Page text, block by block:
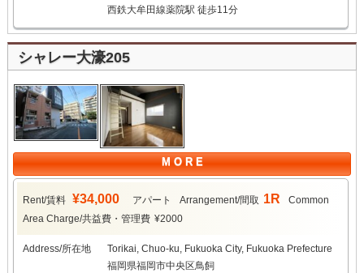
西鉄大牟田線薬院駅 徒歩11分
シャレー大濠205
M O R E
Rent/賃料 ¥34,000 アパート Arrangement/間取 1R
Common
Area Charge/共益費・管理費 ¥2000
Address/所在地
Torikai, Chuo-ku, Fukuoka City, Fukuoka Prefecture
福岡県福岡市中央区鳥飼